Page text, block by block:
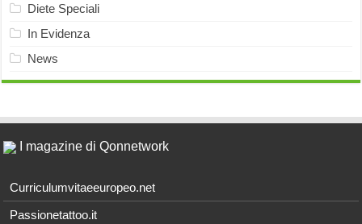
Diete Speciali
In Evidenza
News
I magazine di Qonnetwork
Curriculumvitaeeuropeo.net
Passionetattoo.it